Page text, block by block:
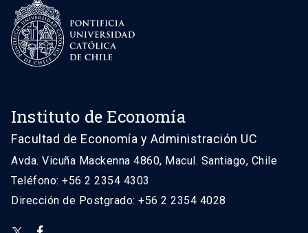
Instituto de Economía
Facultad de Economía y Administración UC
Avda. Vicuña Mackenna 4860, Macul. Santiago, Chile
Teléfono: +56 2 2354 4303
Dirección de Postgrado: +56 2 2354 4028